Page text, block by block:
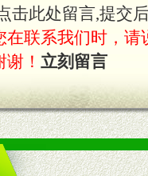
情况提供
支持
协助制定
击此处留言,提交
在联系我们时，请
！ 立刻留言